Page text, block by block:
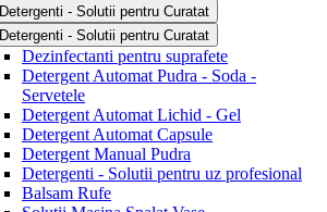
Detergenti - Solutii pentru Curatat
Detergenti - Solutii pentru Curatat
Dezinfectanti pentru suprafete
Detergent Automat Pudra - Soda -
Servetele
Detergent Automat Lichid - Gel
Detergent Automat Capsule
Detergent Manual Pudra
Detergenti - Solutii pentru uz profesional
Balsam Rufe